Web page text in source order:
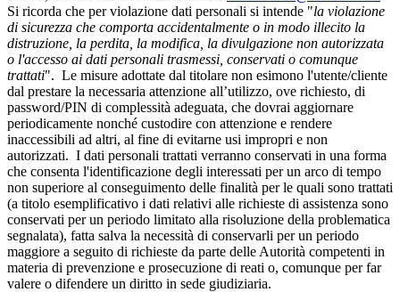
Si ricorda che per violazione dati personali si intende "la violazione
di sicurezza che comporta accidentalmente o in modo illecito la
distruzione, la perdita, la modifica, la divulgazione non autorizzata
o l'accesso ai dati personali trasmessi, conservati o comunque
trattati". Le misure adottate dal titolare non esimono l'utente/cliente
dal prestare la necessaria attenzione all’utilizzo, ove richiesto, di
password/PIN di complessità adeguata, che dovrai aggiornare
periodicamente nonché custodire con attenzione e rendere
inaccessibili ad altri, al fine di evitarne usi impropri e non
autorizzati. I dati personali trattati verranno conservati in una forma
che consenta l'identificazione degli interessati per un arco di tempo
non superiore al conseguimento delle finalità per le quali sono trattati
(a titolo esemplificativo i dati relativi alle richieste di assistenza sono
conservati per un periodo limitato alla risoluzione della problematica
segnalata), fatta salva la necessità di conservarli per un periodo
maggiore a seguito di richieste da parte delle Autorità competenti in
materia di prevenzione e prosecuzione di reati o, comunque per far
valere o difendere un diritto in sede giudiziaria.